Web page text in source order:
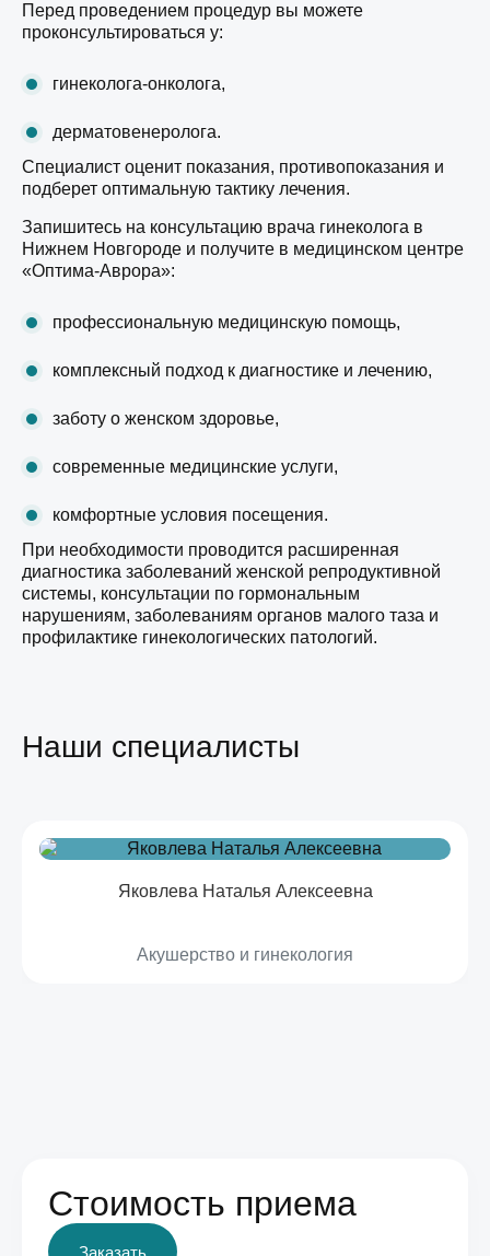
Перед проведением процедур вы можете
проконсультироваться у:
гинеколога-онколога,
дерматовенеролога.
Специалист оценит показания, противопоказания и
подберет оптимальную тактику лечения.
Запишитесь на консультацию врача гинеколога в
Нижнем Новгороде и получите в медицинском центре
«Оптима-Аврора»:
профессиональную медицинскую помощь,
комплексный подход к диагностике и лечению,
заботу о женском здоровье,
современные медицинские услуги,
комфортные условия посещения.
При необходимости проводится расширенная
диагностика заболеваний женской репродуктивной
системы, консультации по гормональным
нарушениям, заболеваниям органов малого таза и
профилактике гинекологических патологий.
Наши специалисты
Яковлева Наталья Алексеевна
Акушерство и гинекология
Стоимость приема
Заказать